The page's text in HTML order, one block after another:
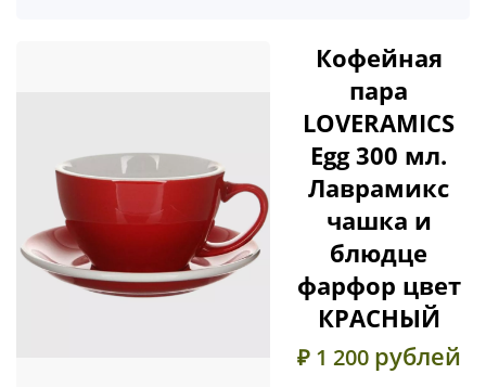
Кофейная
пара
LOVERAMICS
Egg 300 мл.
Лаврамикс
чашка и
блюдце
фарфор цвет
КРАСНЫЙ
₽ 1 200 рублей